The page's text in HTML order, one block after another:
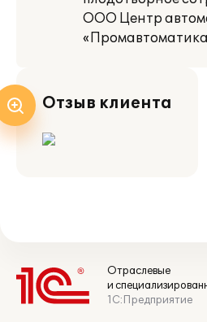
ООО Центр
Отзыв клиента
Отраслевые
и
1С:Предприятие